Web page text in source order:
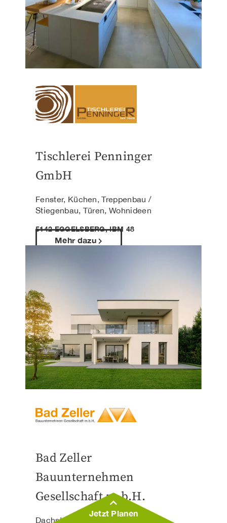
Tischlerei Penninger
GmbH
Fenster, Küchen, Treppenbau /
Stiegenbau, Türen, Wohnideen
5142 EGGELSBERG, IBM 48
Mehr dazu
Bad Zeller
Bauunternehmen
Gesellschaft m.b.H.
Dachstuhl, Einreichplan,
Jetzt Planen